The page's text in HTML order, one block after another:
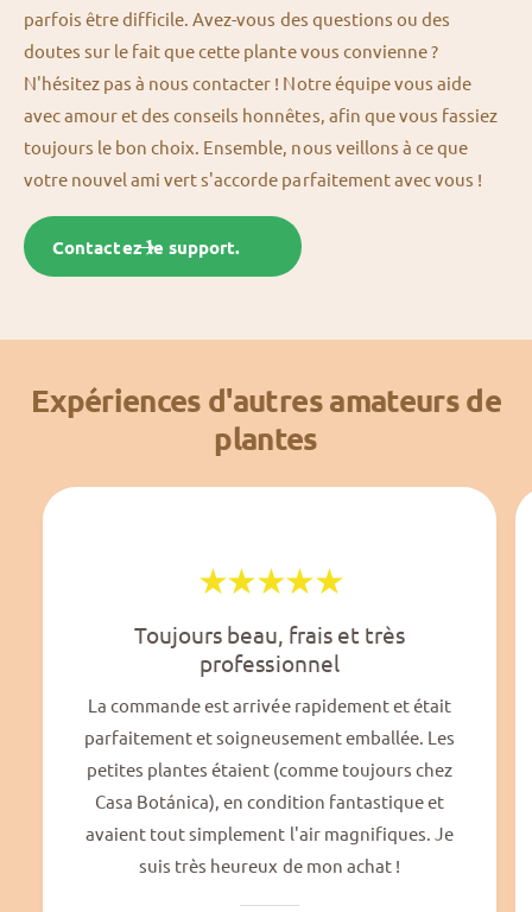
parfois être difficile. Avez-vous des questions ou des
doutes sur le fait que cette plante vous convienne ?
N'hésitez pas à nous contacter ! Notre équipe vous aide
avec amour et des conseils honnêtes, afin que vous fassiez
toujours le bon choix. Ensemble, nous veillons à ce que
votre nouvel ami vert s'accorde parfaitement avec vous !
Contactez le support.
Expériences d'autres amateurs de
plantes
Toujours beau, frais et très
professionnel
La commande est arrivée rapidement et était
parfaitement et soigneusement emballée. Les
petites plantes étaient (comme toujours chez
Casa Botánica), en condition fantastique et
avaient tout simplement l'air magnifiques. Je
suis très heureux de mon achat !